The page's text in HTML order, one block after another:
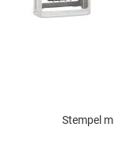
Stempel